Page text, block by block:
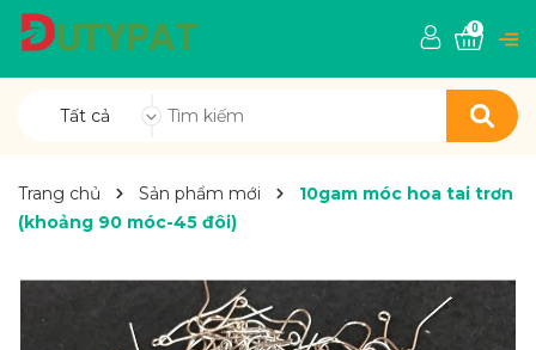
Tất cả
0
Trang chủ Sản phẩm mới
10gam móc hoa tai trơn
(khoảng 90 móc-45 đôi)